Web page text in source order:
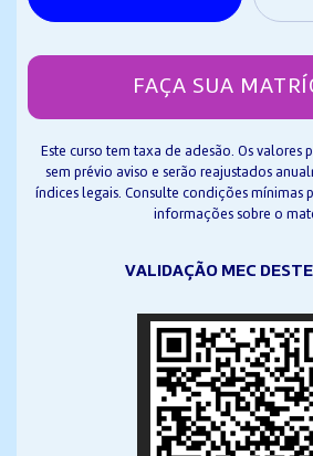
FAÇA SUA
Este curso tem taxa de adesão. Os valores
sem prévio aviso e serão reajustados
índices legais. Consulte condições mínimas
informações sobre o
VALIDAÇÃO MEC